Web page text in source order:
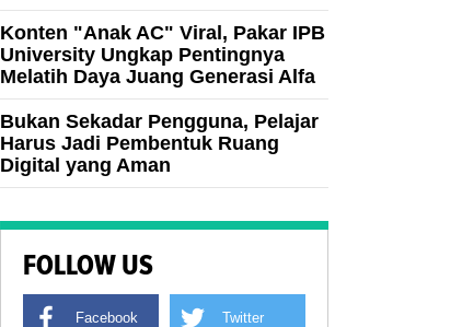
Konten "Anak AC" Viral, Pakar IPB
University Ungkap Pentingnya
Melatih Daya Juang Generasi Alfa
Bukan Sekadar Pengguna, Pelajar
Harus Jadi Pembentuk Ruang
Digital yang Aman
FOLLOW US
Facebook Twitter